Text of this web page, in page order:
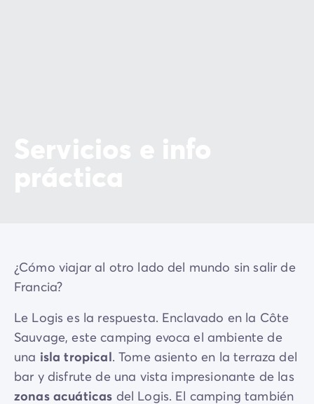
¿Cómo viajar al otro lado del mundo sin salir de
Francia?
Le Logis es la respuesta. Enclavado en la Côte
Sauvage, este camping evoca el ambiente de
una isla tropical. Tome asiento en la terraza del
bar y disfrute de una vista impresionante de las
zonas acuáticas del Logis. El camping también